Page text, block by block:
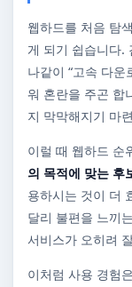
웹하드를 처음 탐
게 되기 쉽습니다.
나같이 “고속 다운
워 혼란을 주곤 합
지 막막해지기 마
이럴 때 웹하드 순
의 목적에 맞는 후
용하시는 것이 더
달리 불편을 느끼
서비스가 오히려
이처럼 사용 경험